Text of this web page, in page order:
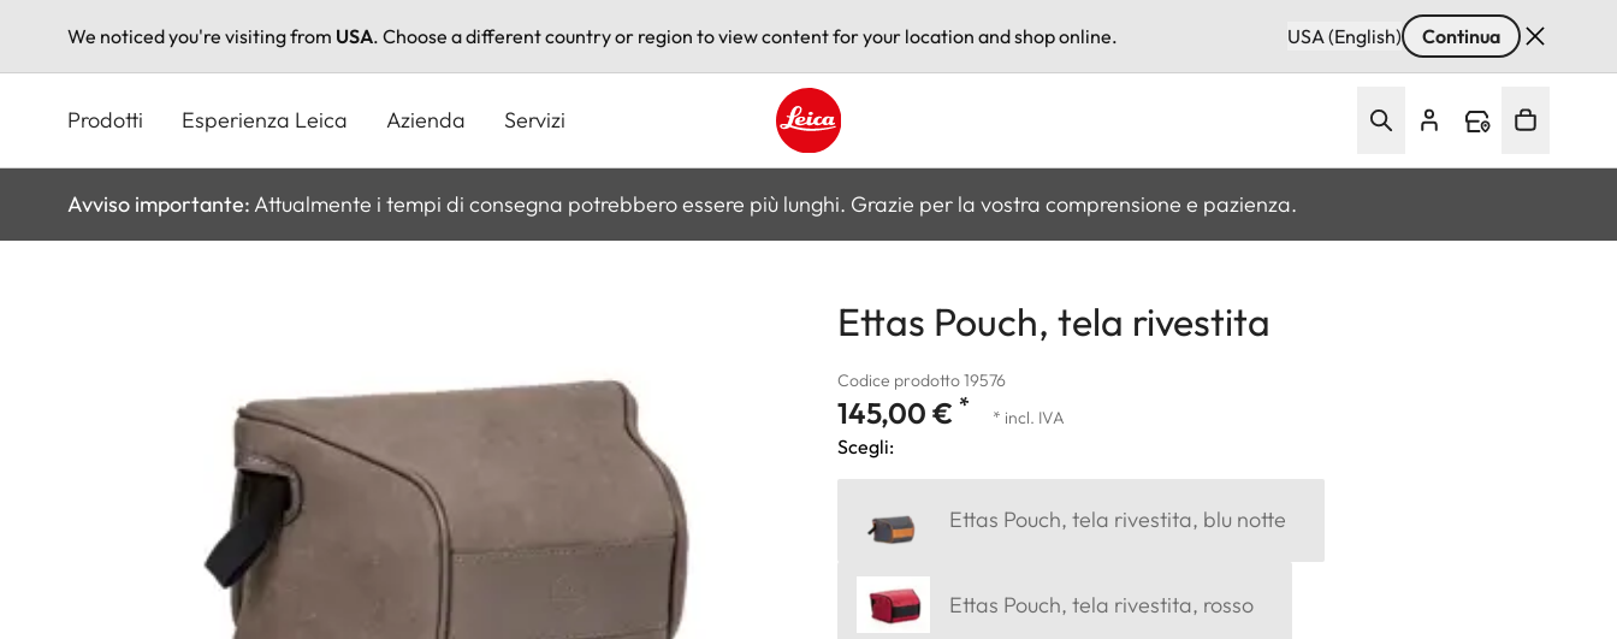
We noticed you're visiting from USA. Choose a different country or region to view content for your location and shop online. USA (English) Continua
principale
Prodotti Esperienza Leica Azienda Servizi
Leica logo - Home
Avviso importante: Attualmente i tempi di consegna potrebbero essere più lunghi. Grazie per la vostra comprensione e pazienza.
Ettas Pouch, tela rivestita
Codice prodotto 19576
145,00 € * * incl. IVA
Scegli:
Ettas Pouch, tela rivestita, blu notte
Ettas Pouch, tela rivestita, rosso